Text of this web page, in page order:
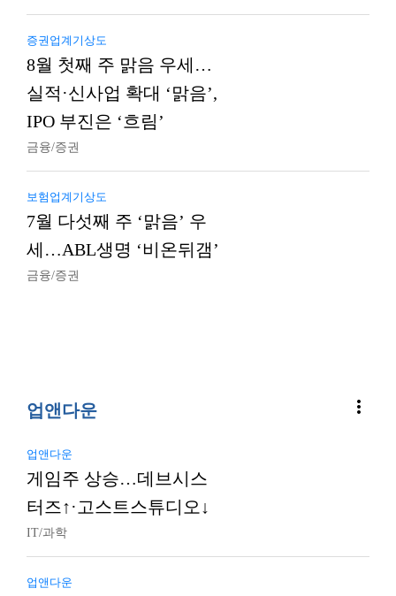
증권업계기상도
8월 첫째 주 맑음 우세…
실적·신사업 확대 ‘맑음’,
IPO 부진은 ‘흐림’
금융/증권
보험업계기상도
7월 다섯째 주 ‘맑음’ 우
세…ABL생명 ‘비온뒤갬’
금융/증권
업앤다운 more_vert
업앤다운
게임주 상승…데브시스
터즈↑·고스트스튜디오↓
IT/과학
업앤다운